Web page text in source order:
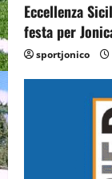
Eccellenza
festa per
sportjonico